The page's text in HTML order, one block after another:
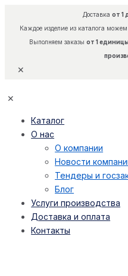
Доставка от 1
Каждое изделие из каталога
Выполняем заказы от 1
✕
✕
Каталог
О нас
О компании
Новости
Тендеры и
Блог
Услуги производства
Доставка и оплата
Контакты